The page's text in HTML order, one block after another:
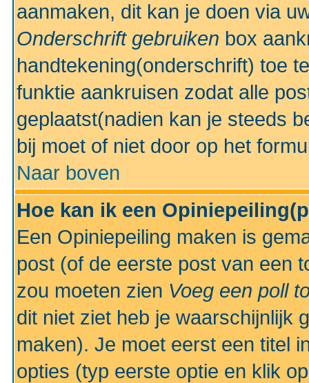
aanmaken, dit kan je doen via
Onderschrift gebruiken box
handtekening(onderschrift) toe
funktie aankruisen zodat alle
geplaatst(nadien kan je steeds
bij moet of niet door op het
Naar boven
Hoe kan ik een
Een Opiniepeiling maken is
post (of de eerste post van een
zou moeten zien Voeg een poll
dit niet ziet heb je waarschijnlijk
maken). Je moet eerst een titel
opties (typ eerste optie en klik